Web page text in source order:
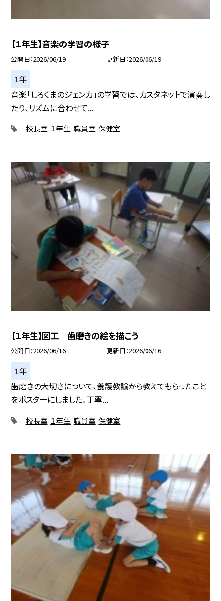
【１年生】音楽の学習の様子
公開日 2026/06/19 更新日 2026/06/19
１年
音楽「しろくまのジェンカ」の学習では、カスタネットで演奏し
たり、リズムに合わせて...
校長室 １年生 職員室 保健室
【１年生】図工 歯磨きの絵を描こう
公開日 2026/06/16 更新日 2026/06/16
１年
歯磨きの大切さについて、養護教諭から教えてもらったこと
をポスターにしました。丁寧...
校長室 １年生 職員室 保健室